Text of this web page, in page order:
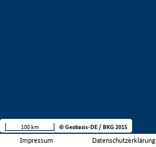
Impressum Datenschutzerklärung
100 km © Geobasis-DE / BKG 2015